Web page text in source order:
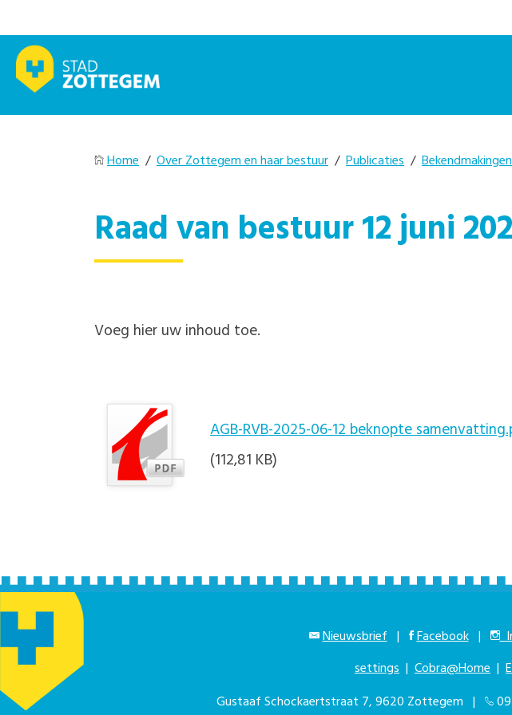
Home / Over Zottegem en haar bestuur / Publicaties /
Raad van bestuur 12 juni
Voeg hier uw inhoud toe.
AGB-RVB-2025-06-12 beknopte
(112,81 KB)
Nieuwsbrief | Facebook |
settings | Cobra@Home |
Gustaaf Schockaertstraat 7, 9620 Zottegem |